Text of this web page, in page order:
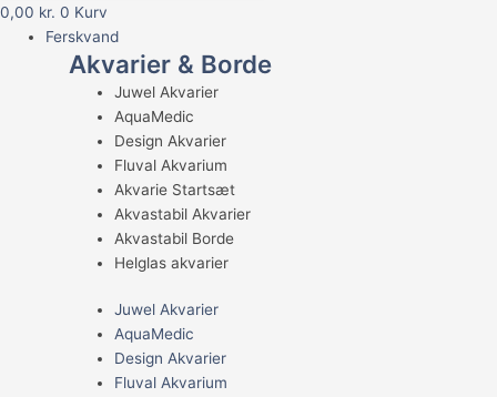
0,00 kr. 0 Kurv
Ferskvand
Akvarier & Borde
Juwel Akvarier
AquaMedic
Design Akvarier
Fluval Akvarium
Akvarie Startsæt
Akvastabil Akvarier
Akvastabil Borde
Helglas akvarier
Juwel Akvarier
AquaMedic
Design Akvarier
Fluval Akvarium